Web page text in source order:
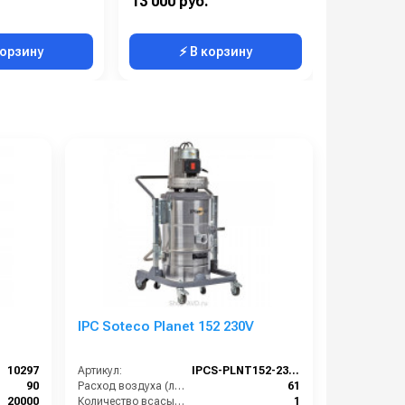
, в зависимости от характера
узнать у наших специалистов.
⚡ В корзину
10297
90
20000
IPC Soteco Planet 152 230V
Артикул:
IPCS-PLNT152-230V
Расход воздуха (л/сек):
61
Количество всасывающих турбин (шт):
1